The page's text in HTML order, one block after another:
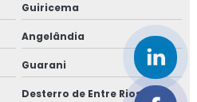
Guiricema
Angelândia
Guarani
Desterro de Entre Rios